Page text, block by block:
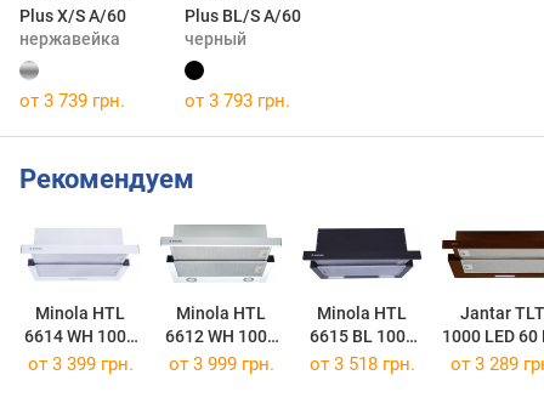
Plus X/S A/60
нержавейка
Plus BL/S A/60
черный
от 3 739 грн. от 3 793 грн.
Рекомендуем
Minola HTL
6614 WH 1000
LED
Minola HTL
6612 WH 1000
LED
Minola HTL
6615 BL 1000
LED
Jantar TLT
1000 LED 60
от 3 399 грн. от 3 999 грн. от 3 518 грн. от 3 289